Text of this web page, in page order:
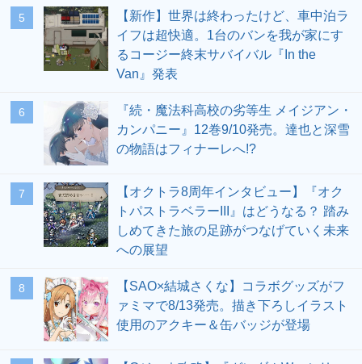
5
【新作】世界は終わったけど、車中泊ラ
イフは超快適。1台のバンを我が家にす
るコージー終末サバイバル『In the
Van』発表
6
『続・魔法科高校の劣等生 メイジアン・
カンパニー』12巻9/10発売。達也と深雪
の物語はフィナーレへ!?
7
【オクトラ8周年インタビュー】『オク
トパストラベラーIII』はどうなる？ 踏み
しめてきた旅の足跡がつなげていく未来
への展望
8
【SAO×結城さくな】コラボグッズがフ
ァミマで8/13発売。描き下ろしイラスト
使用のアクキー＆缶バッジが登場